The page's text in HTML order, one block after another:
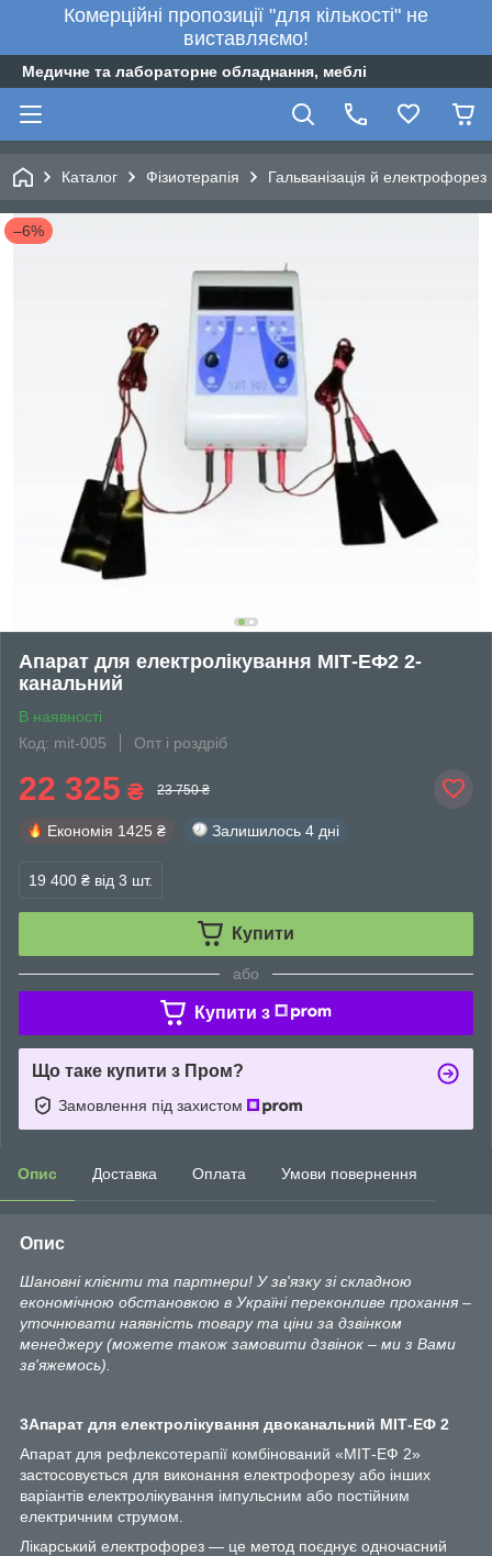
Комерційні пропозиції "для кількості" не
виставляємо!
Медичне та лабораторне обладнання, меблі
Каталог Фізиотерапія Гальванізація й електрофорез
–6%
Апарат для електролікування МІТ-ЕФ2 2-
канальний
В наявності
Код: mit-005
Опт і роздріб
22 325 ₴ 23 750 ₴
Економія 1425 ₴ Залишилось 4 дні
19 400 ₴ від 3 шт.
Купити
або
Купити з
Що таке купити з Пром?
Замовлення під захистом
Опис Доставка Оплата Умови повернення
Опис
Шановні клієнти та партнери! У зв'язку зі складною
економічною обстановкою в Україні переконливе прохання –
уточнювати наявність товару та ціни за дзвінком
менеджеру (можете також замовити дзвінок – ми з Вами
зв'яжемось).
3Апарат для електролікування двоканальний МІТ-ЕФ 2
Апарат для рефлексотерапії комбінований «МІТ-ЕФ 2»
застосовується для виконання електрофорезу або інших
варіантів електролікування імпульсним або постійним
електричним струмом.
Лікарський електрофорез — це метод поєднує одночасний